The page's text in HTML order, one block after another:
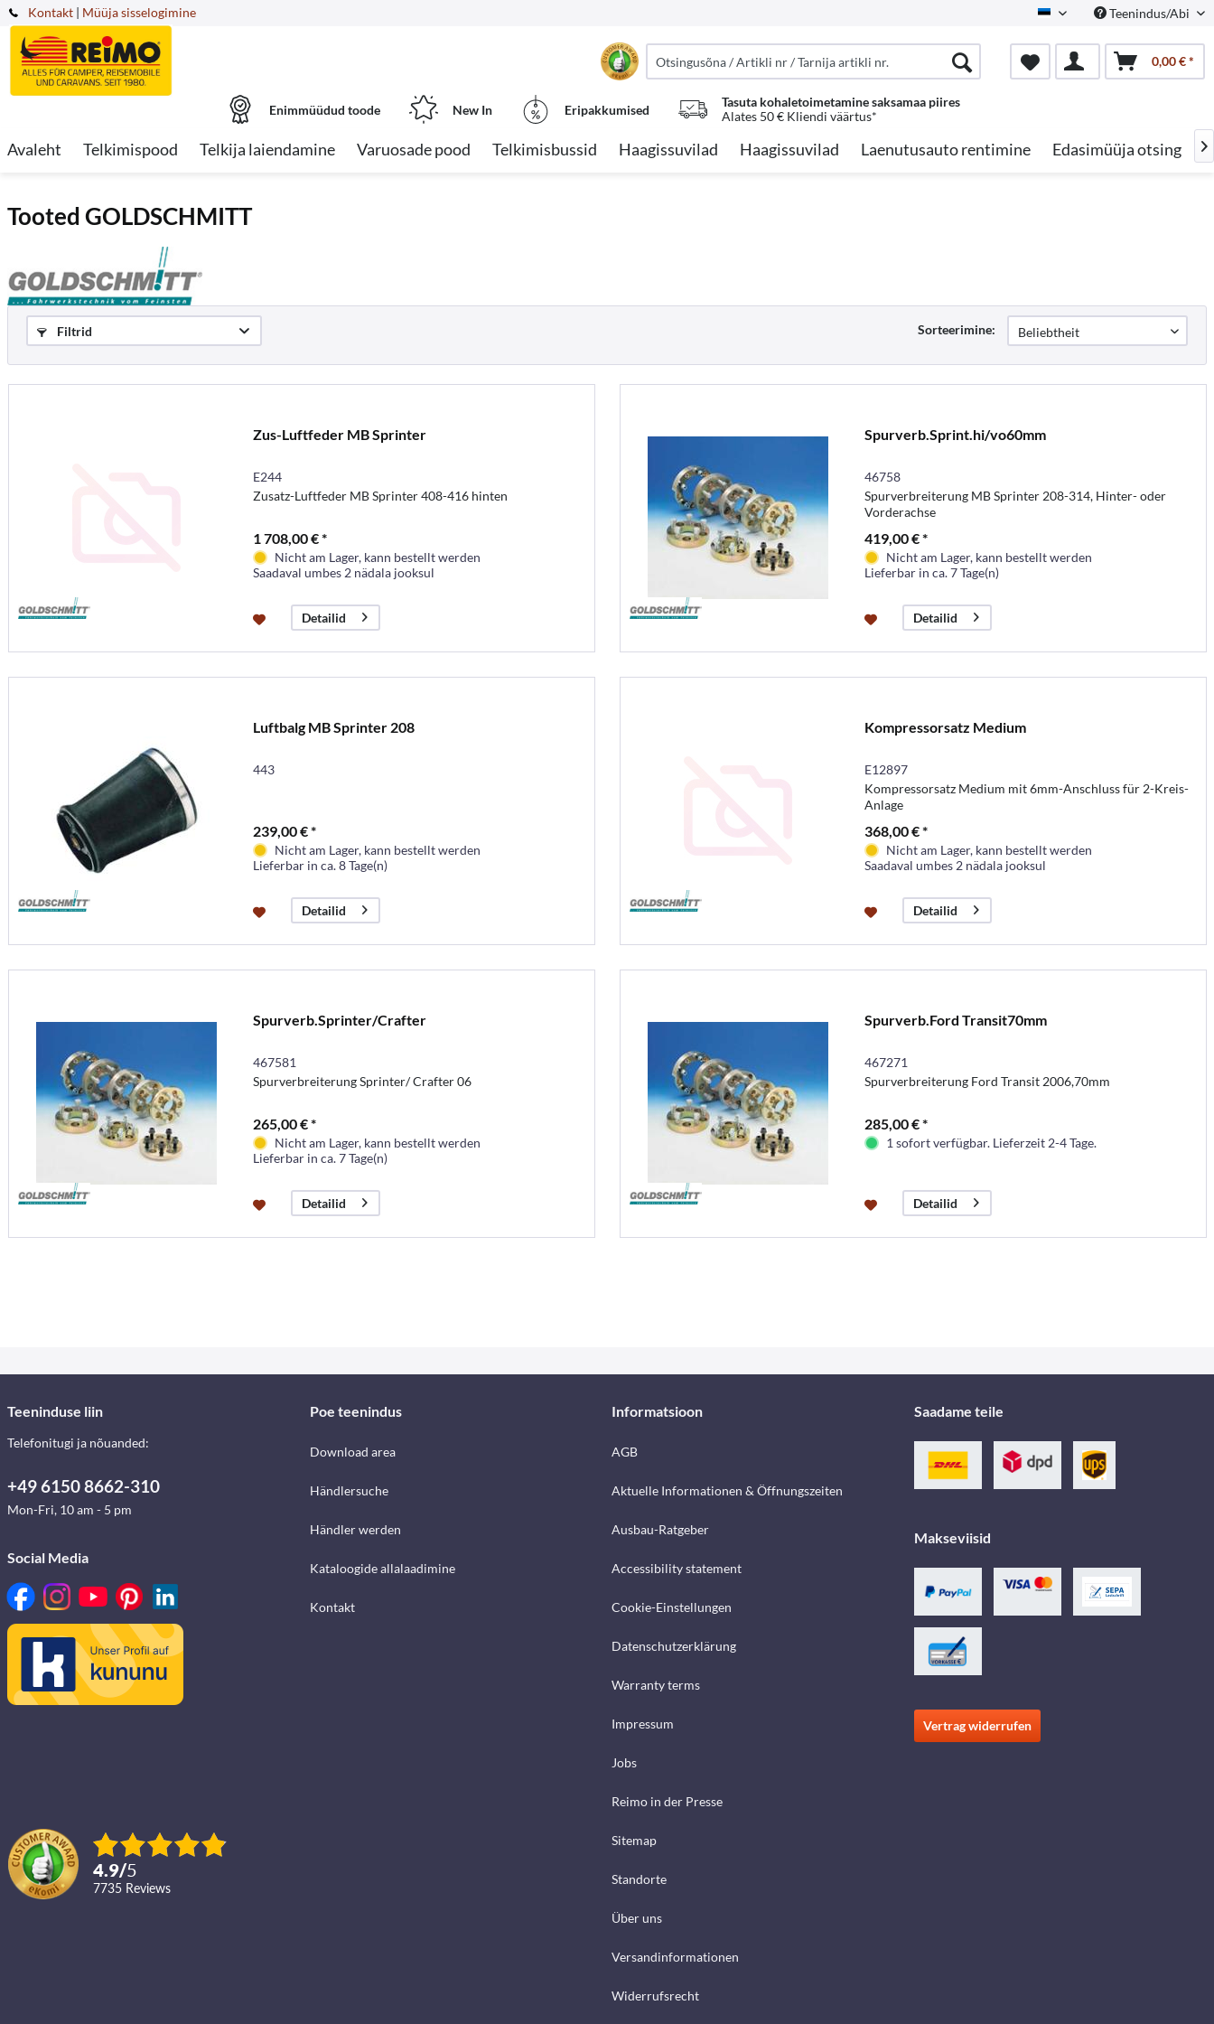
Kontakt Estonian Teenindus/Abi
| Müüja sisselogimine
0,00 € *
Enimmüüdud toode New In Eripakkumised
Tasuta kohaletoimetamine saksamaa piires
Alates 50 € Kliendi väärtus*
Avaleht Telkimispood Telkija laiendamine Varuosade pood Telkimisbussid Haagissuvilad Haagissuvilad Laenutusauto rentimine Edasimüüja otsing 
Tooted GOLDSCHMITT
Filtrid Sorteerimine:
Zus-Luftfeder MB Sprinter
E244
Zusatz-Luftfeder MB Sprinter 408-416 hinten
1 708,00 € *
Nicht am Lager, kann bestellt werden
Saadaval umbes 2 nädala jooksul
Detailid
Spurverb.Sprint.hi/vo60mm
46758
Spurverbreiterung MB Sprinter 208-314, Hinter- oder
Vorderachse
419,00 € *
Nicht am Lager, kann bestellt werden
Lieferbar in ca. 7 Tage(n)
Detailid
Luftbalg MB Sprinter 208
443
239,00 € *
Nicht am Lager, kann bestellt werden
Lieferbar in ca. 8 Tage(n)
Detailid
Kompressorsatz Medium
E12897
Kompressorsatz Medium mit 6mm-Anschluss für 2-Kreis-
Anlage
368,00 € *
Nicht am Lager, kann bestellt werden
Saadaval umbes 2 nädala jooksul
Detailid
Spurverb.Sprinter/Crafter
467581
Spurverbreiterung Sprinter/ Crafter 06
265,00 € *
Nicht am Lager, kann bestellt werden
Lieferbar in ca. 7 Tage(n)
Detailid
Spurverb.Ford Transit70mm
467271
Spurverbreiterung Ford Transit 2006,70mm
285,00 € *
1 sofort verfügbar. Lieferzeit 2-4 Tage.
Detailid
Teeninduse liin
Telefonitugi ja nõuanded:
+49 6150 8662-310
Mon-Fri, 10 am - 5 pm
Social Media
4.9/5
7735 reviews
Poe teenindus
Download area
Händlersuche
Händler werden
Kataloogide allalaadimine
Kontakt
Informatsioon
AGB
Aktuelle Informationen & Öffnungszeiten
Ausbau-Ratgeber
Accessibility statement
Cookie-Einstellungen
Datenschutzerklärung
Warranty terms
Impressum
Jobs
Reimo in der Presse
Sitemap
Standorte
Über uns
Versandinformationen
Widerrufsrecht
Saadame teile
Makseviisid
Vertrag widerrufen